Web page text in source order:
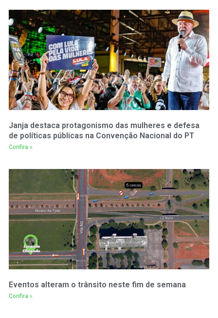
Janja destaca protagonismo das mulheres e defesa
de políticas públicas na Convenção Nacional do PT
Confira »
Eventos alteram o trânsito neste fim de semana
Confira »